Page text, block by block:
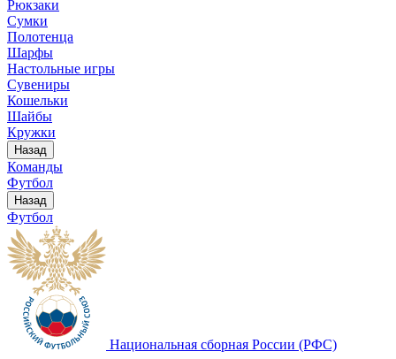
Рюкзаки
Сумки
Полотенца
Шарфы
Настольные игры
Сувениры
Кошельки
Шайбы
Кружки
Назад
Команды
Футбол
Назад
Футбол
Национальная сборная России (РФС)